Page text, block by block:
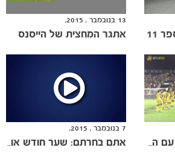
13 בנובמבר , 2015,
אתגר המחצית של הייסנס 11
7 בנובמבר , 2015,
אתם בחרתם: שער חודש אוקטובר
צפו בשחקנים חוגגים עם האוהדים על הדשא